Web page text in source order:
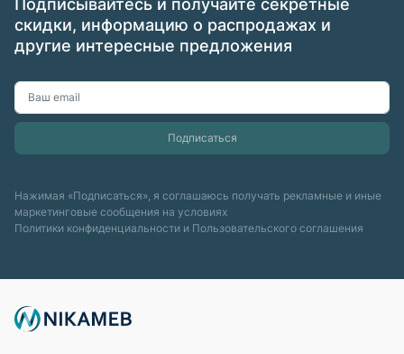
скидки, информацию о распродажах и
другие интересные предложения
Нажимая «Подписаться», я соглашаюсь получать рекламные и иные
маркетинговые сообщения на условиях
Политики конфиденциальности и Пользовательского соглашения